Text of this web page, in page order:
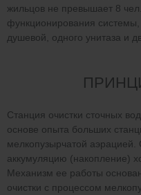
жильцов не превышает 8
функционирования
душевой, одного унитаза и
Станция очистки сточных
основе опыта больших
мелкопузырчатой аэрацией.
аккумуляцию (накопление)
Механизм ее работы
очистки с процессом